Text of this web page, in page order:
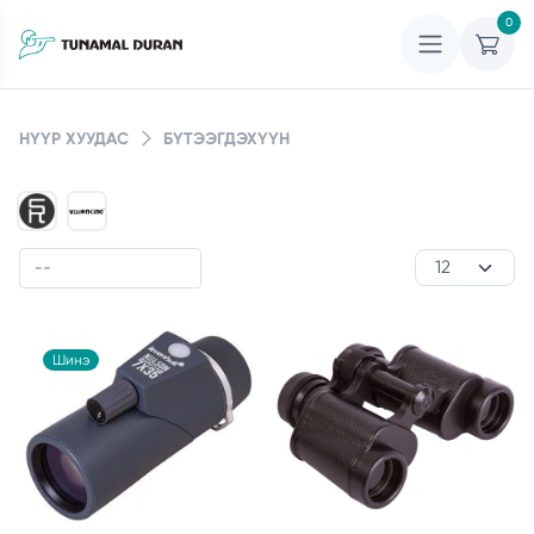
0
НҮҮР ХУУДАС БҮТЭЭГДЭХҮҮН
Шинэ